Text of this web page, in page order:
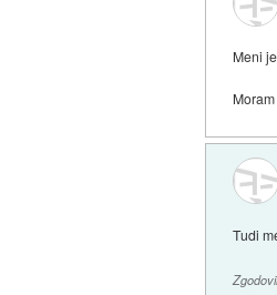
Meni
Tudi